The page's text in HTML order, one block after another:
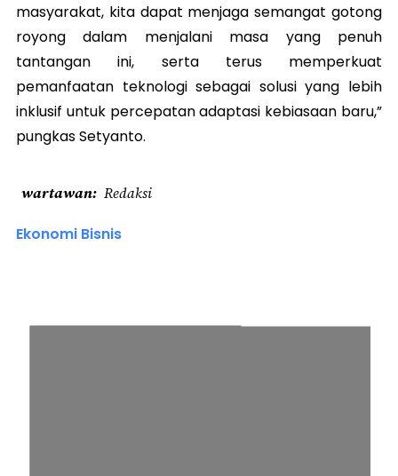
masyarakat, kita dapat menjaga semangat gotong
royong dalam menjalani masa yang penuh
tantangan ini, serta terus memperkuat
pemanfaatan teknologi sebagai solusi yang lebih
inklusif untuk percepatan adaptasi kebiasaan baru,”
pungkas Setyanto.
wartawan Redaksi
Ekonomi Bisnis